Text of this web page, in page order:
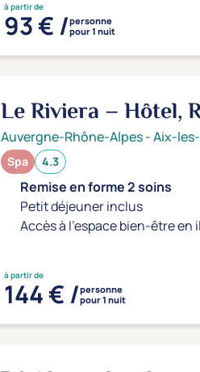
à partir de
93 € /personne
pour 1 nuit
Le Riviera – Hôtel,
Auvergne-Rhône-Alpes-Aix-
Spa 4.3
Remise en forme 2 soins
Petit déjeuner inclus
Accès à l'espace bien-être en
à partir de
144 € /personne
pour 1 nuit